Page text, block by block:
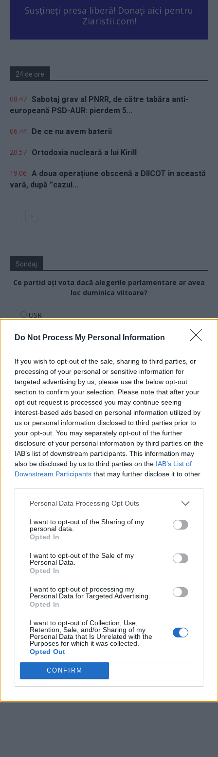
Do Not Process My Personal Information
If you wish to opt-out of the sale, sharing to third parties, or
processing of your personal or sensitive information for
targeted advertising by us, please use the below opt-out
section to confirm your selection. Please note that after your
opt-out request is processed you may continue seeing
interest-based ads based on personal information utilized by
us or personal information disclosed to third parties prior to
your opt-out. You may separately opt-out of the further
disclosure of your personal information by third parties on the
IAB’s list of downstream participants. This information may
also be disclosed by us to third parties on the IAB’s List of
Downstream Participants that may further disclose it to other
Personal Data Processing Opt Outs
I want to opt-out of the Sharing of my
personal data.
Opted In
I want to opt-out of the Sale of my
Personal Data.
Opted In
I want to opt-out of processing my
Personal Data for Targeted Advertising.
Opted In
I want to opt-out of Collection, Use,
Retention, Sale, and/or Sharing of my
Personal Data that Is Unrelated with the
Purposes for which it was collected.
Opted Out
CONFIRM
Susțineți presa liberă! Donați aici pentru
Ziaristii.com!
24 de ore
08.47 Sabotaj grav al PNRR, de către tabăra anti-
europeană PSD-AUR: pierdem 5...
06.44 De ce nu avem baterii
20.57 Ortodoxia nucleară a lui Kirill
19.06 A doua operațiune obscenă a DIICOT în această
vară, după ”cazul...
Sondaj
Ce partid ați vota dacă alegerile parlamentare ar avea
loc duminica viitoare?
USR
AUR
UDMR
PMP (Tomac)
Forța Dreptei (L. Orban)
PNȚMM
REPER
SENS
SOS (Șoșoacă)
POT (Gavrilă)
PACE (Peia)
Acțiunea Conservatoare (Târziu)
PDF (Lazarus)
PUSL (D. Voiculescu)
PNCR (Terheș)
FAR (Coarnă)
România pe Primul Loc (Ponta)
Altul
Arată rezultatele